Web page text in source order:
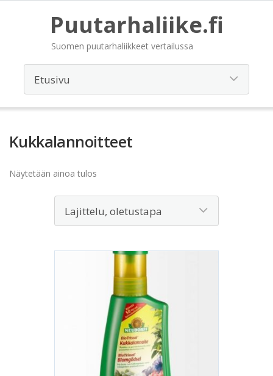
Puutarhaliike.fi
Suomen puutarhaliikkeet vertailussa
Kukkalannoitteet
Näytetään ainoa tulos